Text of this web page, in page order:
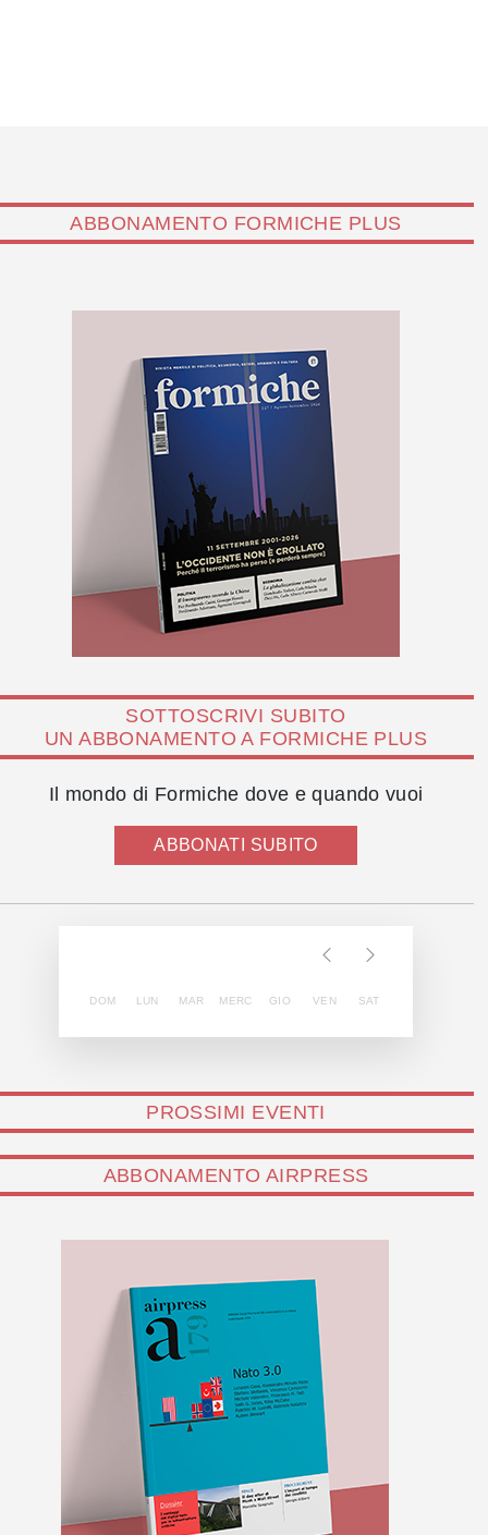
ABBONAMENTO FORMICHE PLUS
SOTTOSCRIVI SUBITO
UN ABBONAMENTO A FORMICHE PLUS
Il mondo di Formiche dove e quando vuoi
ABBONATI SUBITO
DOM LUN MAR MERC GIO VEN SAT
PROSSIMI EVENTI
ABBONAMENTO AIRPRESS